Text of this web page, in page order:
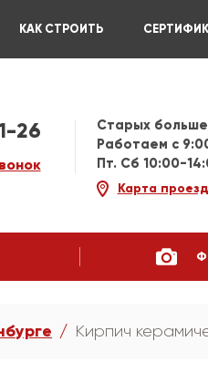
КАК СТРОИТЬ
26
Старых
Работаем c
Пт. Сб 10:00-
Карта
Кирпич